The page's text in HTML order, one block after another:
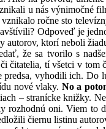
u nás výnimočné
ročne sto
Odpoveď je
autorov, ktorí neboli
že sa tvorilo s
tí všetci v
vyhodili ich. Do
nové vlaky. No a
– stranícke knižky.
oni. Viem to
čiernu listinu